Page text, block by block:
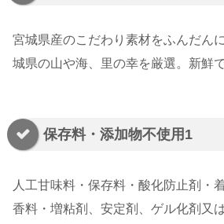
宮城県産のこだわり素材をふんだん
城県の山や海、里の幸を厳選。新鮮
保存料・添加物不使用1
人工甘味料・保存料・酸化防止剤・
香料・増粘剤、安定剤、ゲル化剤又